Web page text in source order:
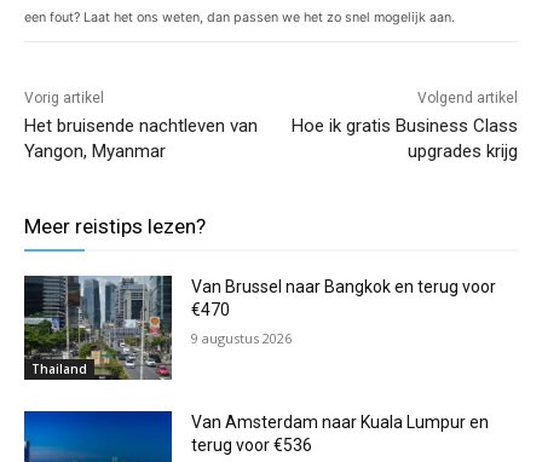
een fout? Laat het ons weten, dan passen we het zo snel mogelijk aan.
Vorig artikel
Het bruisende nachtleven van
Yangon, Myanmar
Volgend artikel
Hoe ik gratis Business Class
upgrades krijg
Meer reistips lezen?
Thailand
Van Brussel naar Bangkok en terug voor
€470
9 augustus 2026
Van Amsterdam naar Kuala Lumpur en
terug voor €536